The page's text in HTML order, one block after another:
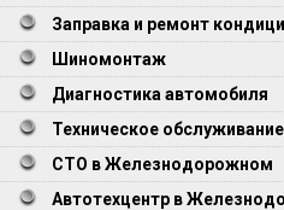
Заправка и ремонт
Шиномонтаж
Диагностика автомобиля
Техническое
СТО в Железнодорожном
Автотехцентр в